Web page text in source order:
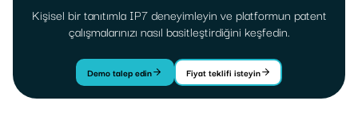
Kişisel bir tanıtımla IP7 deneyimleyin ve platformun patent
çalışmalarınızı nasıl basitleştirdiğini keşfedin.
Demo talep edin Fiyat teklifi isteyin